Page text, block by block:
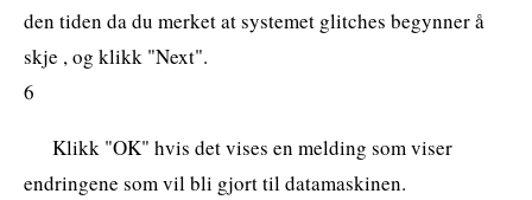
den tiden da du merket at systemet glitches begynner å
skje , og klikk "Next".
6
Klikk "OK" hvis det vises en melding som viser
endringene som vil bli gjort til datamaskinen.